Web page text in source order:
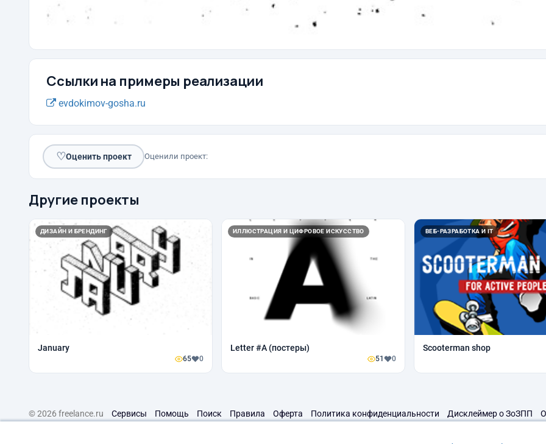
Ссылки на примеры реализации
evdokimov-gosha.ru
♡Оценить проект Оценили проект:
Другие проекты
ДИЗАЙН И БРЕНДИНГ
January
65 0
ИЛЛЮСТРАЦИЯ И ЦИФРОВОЕ ИСКУССТВО
Letter #A (постеры)
51 0
ВЕБ-РАЗРАБОТКА И IT
Scooterman shop
© 2026 freelance.ru Сервисы Помощь Поиск Правила Оферта Политика конфиденциальности Дисклеймер о ЗоЗПП